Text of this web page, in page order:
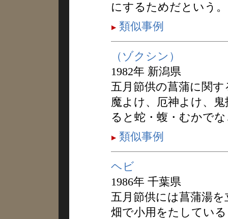
にするためだという。
類似事例
（ゾクシン）
1982年 新潟県
五月節供の菖蒲に関
魔よけ、厄神よけ、
ると蛇・蝮・むかで
類似事例
ヘビ
1986年 千葉県
五月節供には菖蒲湯
畑で小用をたしてい